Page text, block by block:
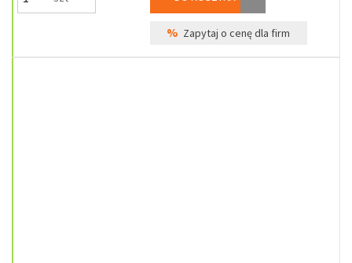
% Zapytaj o cenę dla firm